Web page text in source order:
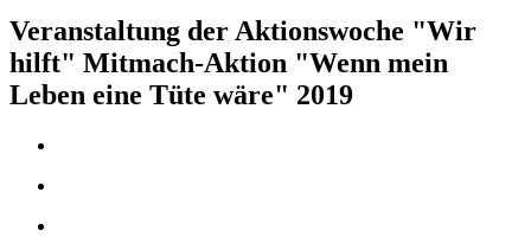
Veranstaltung der Aktionswoche "Wir
hilft" Mitmach-Aktion "Wenn mein
Leben eine Tüte wäre" 2019